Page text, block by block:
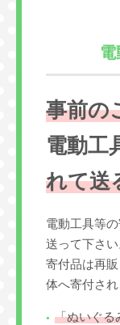
事前の
電動工
れて送
電動工具等
送って下さい
寄付品は再
体へ寄付され
「ぬいぐる